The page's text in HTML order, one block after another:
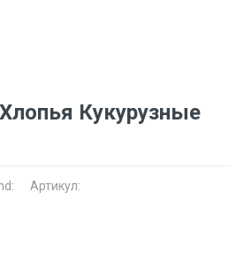
Кукурузные
Артикул: